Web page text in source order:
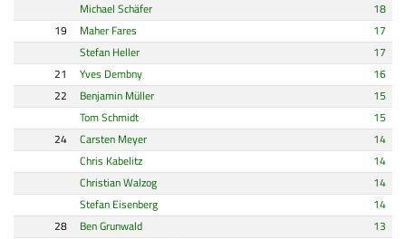
Michael Schäfer
18
19
Maher Fares
17
Stefan Heller
17
21
Yves Dembny
16
22
Benjamin Müller
15
Tom Schmidt
15
24
Carsten Meyer
14
Chris Kabelitz
14
Christian Walzog
14
Stefan Eisenberg
14
28
Ben Grunwald
13